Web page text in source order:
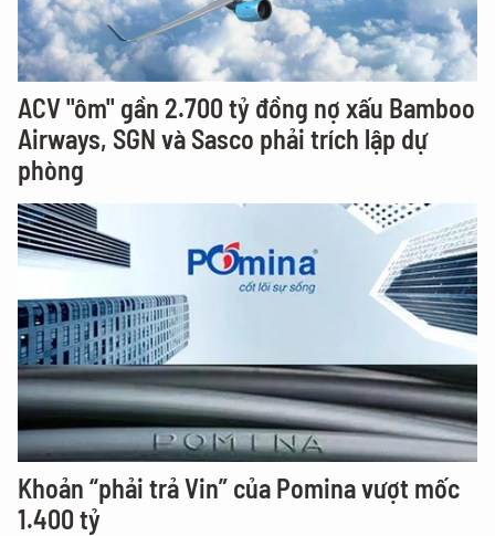
ACV "ôm" gần 2.700 tỷ đồng nợ xấu Bamboo
Airways, SGN và Sasco phải trích lập dự
phòng
Khoản “phải trả Vin” của Pomina vượt mốc
1.400 tỷ